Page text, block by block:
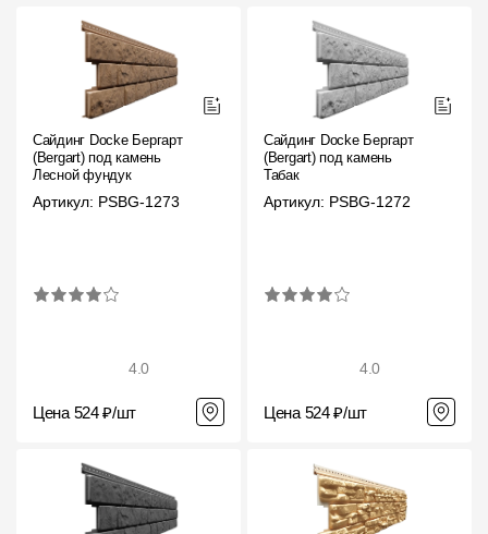
Сайдинг Docke Бергарт
(Bergart) под камень
Лесной фундук
Артикул: PSBG-1273
4.0
Цена 524 ₽/шт
Сайдинг Docke Бергарт
(Bergart) под камень
Табак
Артикул: PSBG-1272
4.0
Цена 524 ₽/шт